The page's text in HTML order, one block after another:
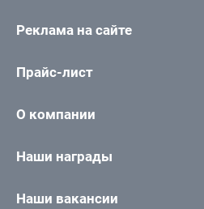
Реклама на сайте
Прайс-лист
О компании
Наши награды
Наши вакансии